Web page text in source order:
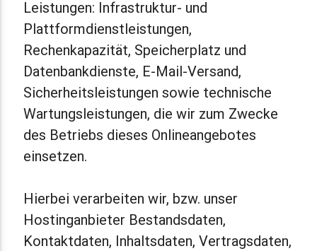
Leistungen: Infrastruktur- und
Plattformdienstleistungen,
Rechenkapazität, Speicherplatz und
Datenbankdienste, E-Mail-Versand,
Sicherheitsleistungen sowie technische
Wartungsleistungen, die wir zum Zwecke
des Betriebs dieses Onlineangebotes
einsetzen.
Hierbei verarbeiten wir, bzw. unser
Hostinganbieter Bestandsdaten,
Kontaktdaten, Inhaltsdaten, Vertragsdaten,